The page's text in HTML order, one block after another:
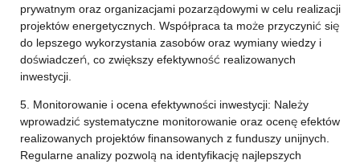
prywatnym oraz organizacjami pozarządowymi w celu realizacji
projektów energetycznych. Współpraca ta może przyczynić się
do lepszego wykorzystania zasobów oraz wymiany wiedzy i
doświadczeń, co zwiększy efektywność realizowanych
inwestycji.
5. Monitorowanie i ocena efektywności inwestycji: Należy
wprowadzić systematyczne monitorowanie oraz ocenę efektów
realizowanych projektów finansowanych z funduszy unijnych.
Regularne analizy pozwolą na identyfikację najlepszych